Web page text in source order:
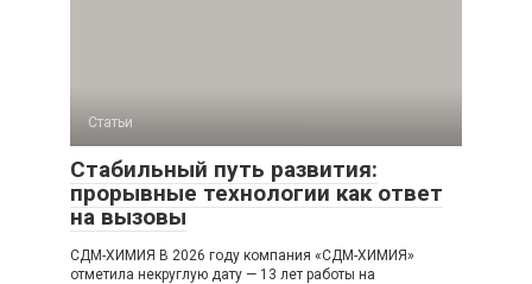
Статьи
Стабильный путь развития:
прорывные технологии как ответ
на вызовы
СДМ-ХИМИЯ В 2026 году компания «СДМ-ХИМИЯ»
отметила некруглую дату — 13 лет работы на